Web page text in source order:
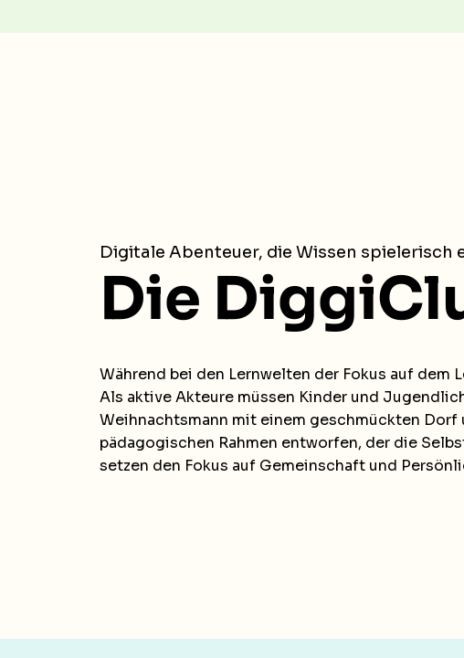
Digitale Abenteuer, die Wissen spielerisch
Die
Während bei den Lernwelten der Fokus auf
Als aktive Akteure müssen Kinder und
Weihnachtsmann mit einem geschmückten
pädagogischen Rahmen entworfen, der die
setzen den Fokus auf Gemeinschaft und